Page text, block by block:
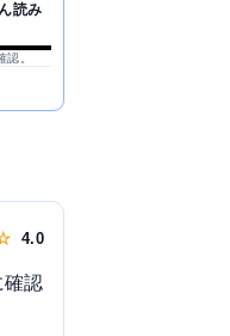
読み
。
4.0
確認